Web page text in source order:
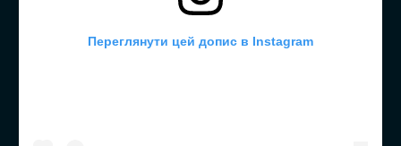
Переглянути цей допис в Instagram